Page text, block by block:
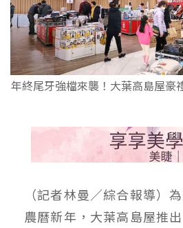
年終尾牙強檔來襲！大葉高島屋豪
（記者林曼／綜合報導）
農曆新年，大葉高島屋推